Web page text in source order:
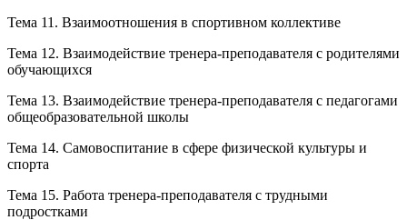
Тема 11. Взаимоотношения в спортивном коллективе
Тема 12. Взаимодействие тренера-преподавателя с родителями
обучающихся
Тема 13. Взаимодействие тренера-преподавателя с педагогами
общеобразовательной школы
Тема 14. Самовоспитание в сфере физической культуры и
спорта
Тема 15. Работа тренера-преподавателя с трудными
подростками